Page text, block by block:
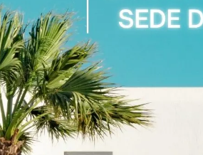
perfetta per te negli spazi
soprattutto se occupano spazi